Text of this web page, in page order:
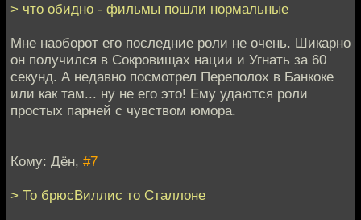
> что обидно - фильмы пошли нормальные
Мне наоборот его последние роли не очень. Шикарно
он получился в Сокровищах нации и Угнать за 60
секунд. А недавно посмотрел Переполох в Банкоке
или как там... ну не его это! Ему удаются роли
простых парней с чувством юмора.
Кому: Дён, #7
> То брюсВиллис то Сталлоне